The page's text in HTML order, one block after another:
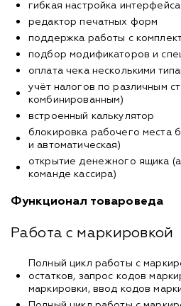
гибкая настройка
редактор печатных форм
поддержка работы с
подбор модификаторов и
оплата чека несколькими
учёт налогов по различным
комбинированным)
встроенный калькулятор
блокировка рабочего места
и автоматическая)
открытие денежного ящика
команде кассира)
Функционал товароведа
Работа с маркировкой
Полный цикл работы с
остатков, запрос кодов
маркировки, ввод кодов